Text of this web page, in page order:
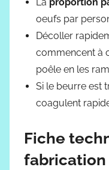
oeufs par
Décoller
commencent à
poêle en les
Si le beurre est
coagulent
Fiche
fabrication